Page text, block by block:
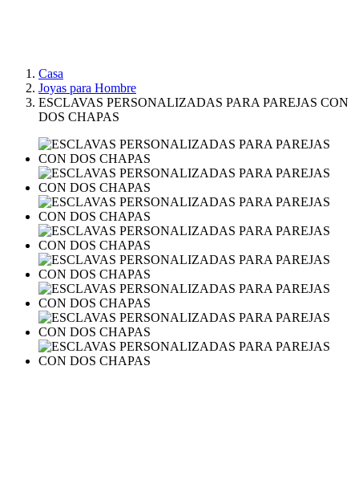
Casa
Joyas para Hombre
ESCLAVAS PERSONALIZADAS PARA PAREJAS CON
DOS CHAPAS